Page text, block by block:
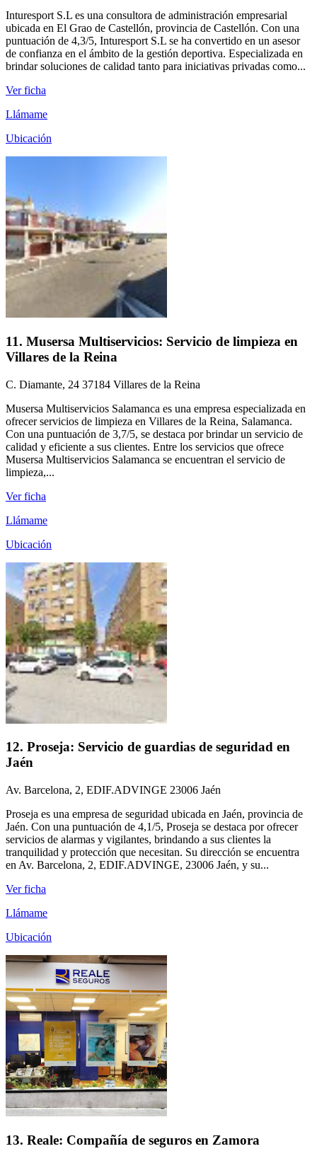
Inturesport S.L es una consultora de administración empresarial
ubicada en El Grao de Castellón, provincia de Castellón. Con una
puntuación de 4,3/5, Inturesport S.L se ha convertido en un asesor
de confianza en el ámbito de la gestión deportiva. Especializada en
brindar soluciones de calidad tanto para iniciativas privadas como...
Ver ficha
Llámame
Ubicación
11. Musersa Multiservicios: Servicio de limpieza en
Villares de la Reina
C. Diamante, 24 37184 Villares de la Reina
Musersa Multiservicios Salamanca es una empresa especializada en
ofrecer servicios de limpieza en Villares de la Reina, Salamanca.
Con una puntuación de 3,7/5, se destaca por brindar un servicio de
calidad y eficiente a sus clientes. Entre los servicios que ofrece
Musersa Multiservicios Salamanca se encuentran el servicio de
limpieza,...
Ver ficha
Llámame
Ubicación
12. Proseja: Servicio de guardias de seguridad en
Jaén
Av. Barcelona, 2, EDIF.ADVINGE 23006 Jaén
Proseja es una empresa de seguridad ubicada en Jaén, provincia de
Jaén. Con una puntuación de 4,1/5, Proseja se destaca por ofrecer
servicios de alarmas y vigilantes, brindando a sus clientes la
tranquilidad y protección que necesitan. Su dirección se encuentra
en Av. Barcelona, 2, EDIF.ADVINGE, 23006 Jaén, y su...
Ver ficha
Llámame
Ubicación
13. Reale: Compañía de seguros en Zamora